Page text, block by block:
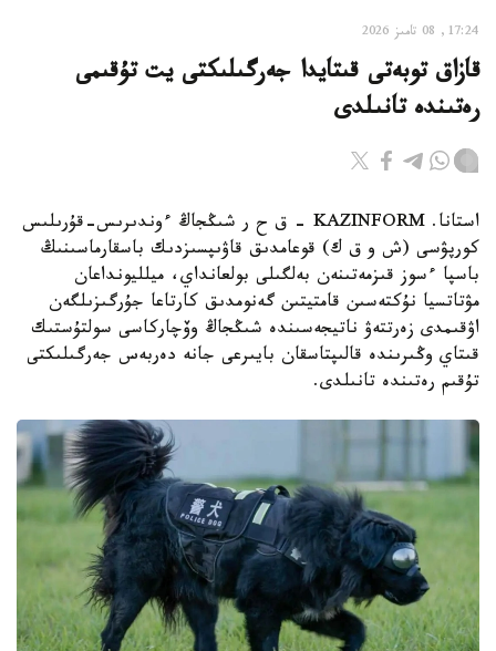
17:24, 08 تامىز 2026
قازاق توبەتى قىتايدا جەرگىلىكتى يت تۇقىمى
رەتىندە تانىلدى
استانا. KAZINFORM – ق ح ر شىڭجاڭ ءوندىرىس-قۇرىلىس
كورپۋسى (ش و ق ك) قوعامدىق قاۋىپسىزدىك باسقارماسىنىڭ
باسپا ءسوز قىزمەتىنەن بەلگىلى بولعانداي، ميلليونداعان
مۋتاتسيا نۇكتەسىن قامتيتىن گەنومدىق كارتاعا جۇرگىزىلگەن
اۋقىمدى زەرتتەۋ ناتيجەسىندە شىڭجاڭ وۆچاركاسى سولتۇستىك
قىتاي وڭىرىندە قالىپتاسقان بايىرعى جانە دەربەس جەرگىلىكتى
تۇقىم رەتىندە تانىلدى.